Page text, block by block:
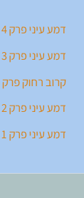
דמע עיני פרק 4
דמע עיני פרק 3
קרוב רחוק פרק 1
דמע עיני פרק 2
דמע עיני פרק 1